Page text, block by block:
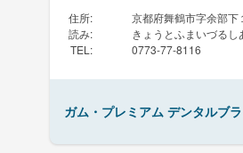
住所:
京都府舞鶴市字余部下
読み:
きょうとふまいづるし
TEL : 0773-77-8116
ガム・プレミアム デンタルブ